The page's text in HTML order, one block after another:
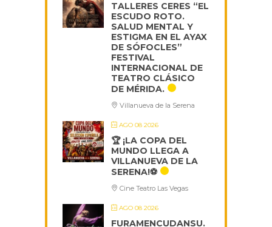
TALLERES CERES “EL
ESCUDO ROTO.
SALUD MENTAL Y
ESTIGMA EN EL AYAX
DE SÓFOCLES”
FESTIVAL
INTERNACIONAL DE
TEATRO CLÁSICO
DE MÉRIDA.
Villanueva de la Serena
AGO 08 2026
🏆 ¡LA COPA DEL
MUNDO LLEGA A
VILLANUEVA DE LA
SERENA!⚽
Cine Teatro Las Vegas
AGO 08 2026
FURAMENCUDANSU.